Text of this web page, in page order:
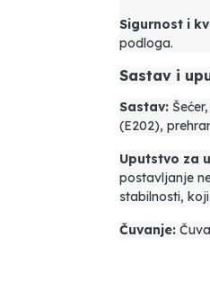
Sigurnost i
podloga.
Sastav i
Sastav:
(E202),
Uputstvo za
postavljanje
stabilnosti,
Čuvanje: